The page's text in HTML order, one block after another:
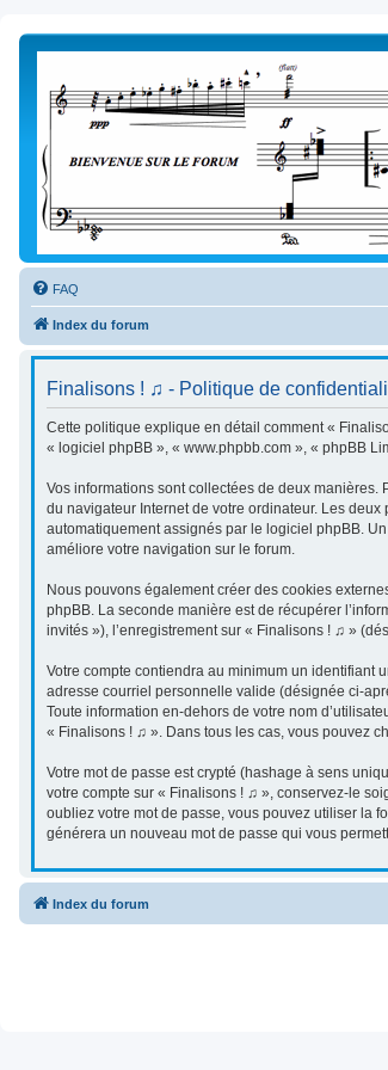
FAQ
Index du forum
Finalisons ! ♫ - Politique de
Cette politique explique en détail comment «
« logiciel phpBB », « www.phpbb.com », « phpBB
Vos informations sont collectées de deux
du navigateur Internet de votre ordinateur. Les
automatiquement assignés par le logiciel phpBB.
améliore votre navigation sur le forum.
Nous pouvons également créer des cookies
phpBB. La seconde manière est de récupérer
invités »), l’enregistrement sur « Finalisons ! ♫ »
Votre compte contiendra au minimum un identifiant
adresse courriel personnelle valide (désignée ci-
Toute information en-dehors de votre nom
« Finalisons ! ♫ ». Dans tous les cas, vous pouvez
Votre mot de passe est crypté (hashage à sens
votre compte sur « Finalisons ! ♫ », conservez-le
oubliez votre mot de passe, vous pouvez utiliser la
générera un nouveau mot de passe qui vous
Index du forum